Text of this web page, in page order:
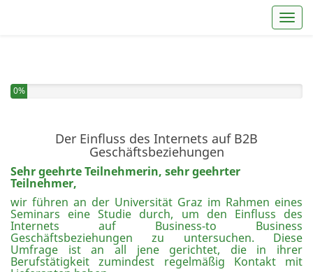
Sie haben 0% dieser Umfrage fertiggestellt.
0%
Der Einfluss des Internets auf B2B
Geschäftsbeziehungen
Sehr geehrte Teilnehmerin, sehr geehrter
Teilnehmer,
wir führen an der Universität Graz im Rahmen eines
Seminars eine Studie durch, um den Einfluss des
Internets auf Business-to Business
Geschäftsbeziehungen zu untersuchen. Diese
Umfrage ist an all jene gerichtet, die in ihrer
Berufstätigkeit zumindest regelmäßig Kontakt mit